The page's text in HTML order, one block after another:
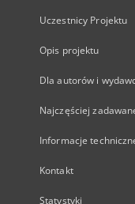
Uczestnicy Projektu
Opis projektu
Dla autorów i
Najczęściej
Informacje
Kontakt
Statystyki